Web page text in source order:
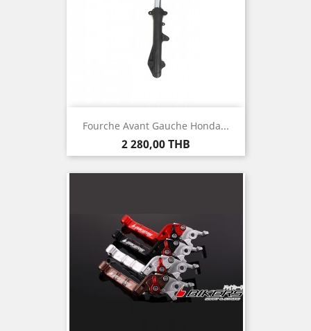
Fourche Avant Gauche Honda...
Prix
2 280,00 THB